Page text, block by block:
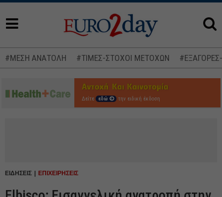
#ΜΕΣΗ ΑΝΑΤΟΛΗ #ΤΙΜΕΣ-ΣΤΟΧΟΙ ΜΕΤΟΧΩΝ
Δείτε εδώ την ειδική έκδοση
ΕΙΔΗΣΕΙΣ ΕΠΙΧΕΙΡΗΣΕΙΣ